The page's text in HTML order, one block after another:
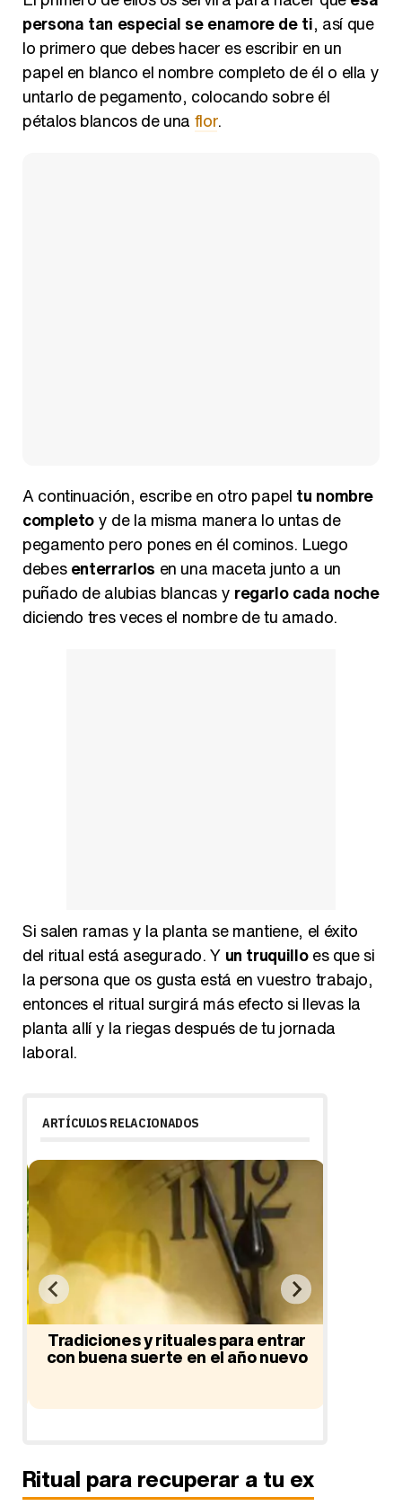
Magdalena de Suecia responde a las críticas y explica por qué le han permitido lanzar su propio negocio
persona tan especial se enamore de ti, así que
lo primero que debes hacer es escribir en un
papel en blanco el nombre completo de él o ella y
untarlo de pegamento, colocando sobre él
pétalos blancos de una flor.
A continuación, escribe en otro papel tu nombre
completoy de la misma manera lo untas de
pegamento pero pones en él cominos. Luego
debesenterrarlos en una maceta junto a un
puñado de alubias blancas y regarlo cada noche
diciendo tres veces el nombre de tu amado.
Si salen ramas y la planta se mantiene, el éxito
del ritual está asegurado. Y un truquilloes que si
la persona que os gusta está en vuestro trabajo,
entonces el ritual surgirá más efecto si llevas la
planta allí y la riegas después de tu jornada
laboral.
ARTÍCULOS RELACIONADOS
Tradiciones y rituales para entrar
con buena suerte en el año nuevo
Ritual para recuperar a tu ex